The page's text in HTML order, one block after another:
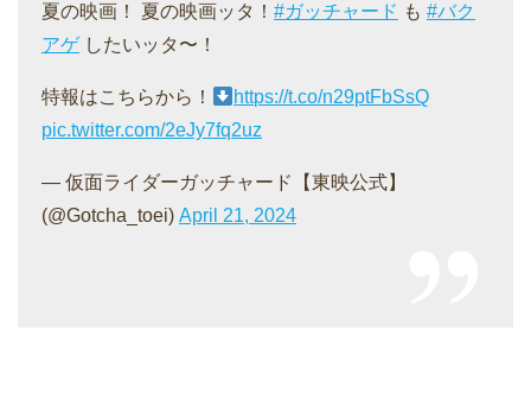
夏の映画！ 夏の映画ッタ！ #ガッチャード も #バク
アゲしたいッタ〜！️
特報はこちらから！
https://t.co/n29ptFbSsQ
pic.twitter.com/2eJy7fq2uz
— 仮面ライダーガッチャード【東映公式】
(@Gotcha_toei) April 21, 2024